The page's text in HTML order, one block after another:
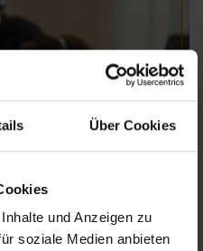
Über Cookies
und Anzeigen zu
soziale Medien anbieten